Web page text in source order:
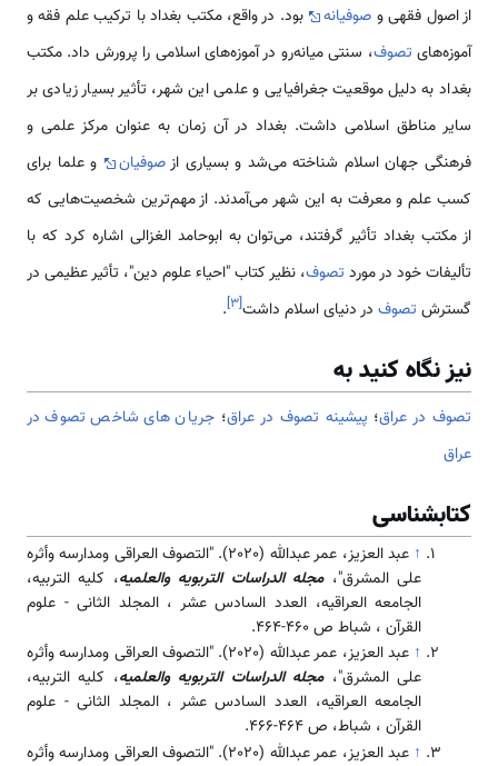
از اصول فقهی و صوفیانه
بود. در واقع، مکتب بغداد با ترکیب علم فقه و
آموزه‌های تصوف، سنتی میانه‌رو در آموزه‌های اسلامی را پرورش داد. مکتب
بغداد به دلیل موقعیت جغرافیایی و علمی این شهر، تأثیر بسیار زیادی بر
سایر مناطق اسلامی داشت. بغداد در آن زمان به عنوان مرکز علمی و
فرهنگی جهان اسلام شناخته می‌شد و بسیاری ازصوفیان
و علما برای
کسب علم و معرفت به این شهر می‌آمدند. از مهم‌ترین شخصیت‌هایی که
از مکتب بغداد تأثیر گرفتند، می‌توان به ابوحامد الغزالی اشاره کرد که با
تألیفات خود در مورد تصوف، نظیر کتاب "احیاء علوم دین"، تأثیر عظیمی در
گسترش تصوف در دنیای اسلام داشت[۳]
.
نیز نگاه کنید به
تصوف در عراق؛ پیشینه تصوف در عراق؛ جریان های شاخص تصوف در
عراق
کتابشناسی
↑
عبد العزيز، عمر عبدالله (2020). "التصوف العراقی ومدارسه وأثره
على المشرق"،مجله الدراسات التربويه والعلميه، کلیه التربيه،
الجامعه العراقيه، العدد السادس عشر ، المجلد الثانی - علوم
القرآن ، شباط ص 460-464.
↑
عبد العزيز، عمر عبدالله (2020). "التصوف العراقی ومدارسه وأثره
على المشرق"،مجله الدراسات التربويه والعلميه، کلیه التربيه،
الجامعه العراقيه، العدد السادس عشر ، المجلد الثانی - علوم
القرآن ، شباط، ص 464-466.
↑
عبد العزيز، عمر عبدالله (2020). "التصوف العراقی ومدارسه وأثره